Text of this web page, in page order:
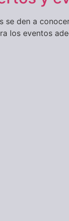
den a
los eventos